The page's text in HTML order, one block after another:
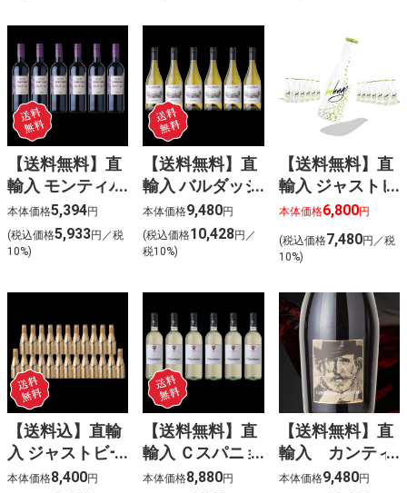
【送料無料】直
輸入 モンティバ
ゴ ペイドック
オーク カベル
ネ･シラー
本体価格5,394円
(税込価格5,933円／税
10%)
【送料無料】直
輸入 バルダッジ
シャルドネ
(白) 6本入
本体価格9,480円
(税込価格10,428円／
税10%)
【送料無料】直
輸入 ジャストビ
ー ヒューゴ
〈ケース販売
24本入〉
本体価格6,800円
(税込価格7,480円／税
10%)
【送料込】直輸
入 ジャストビー
ゴールド(泡白)
本体価格8,400円
【送料無料】直
輸入 Ｃスパニョ
レッティ キアッ
本体価格8,880円
【送料無料】直
輸入 カンティ
ーナ・チェチラ
本体価格9,480円